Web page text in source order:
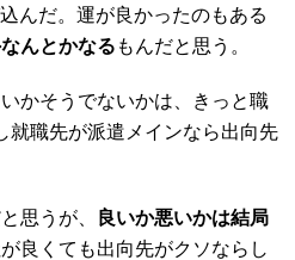
んだ。運が良かったのもある
んとかなる もんだと思う。
かそうでないかは、きっと職
就職先が派遣メインなら出向先
思うが、
良いか悪いかは結局
良くても出向先がクソならし